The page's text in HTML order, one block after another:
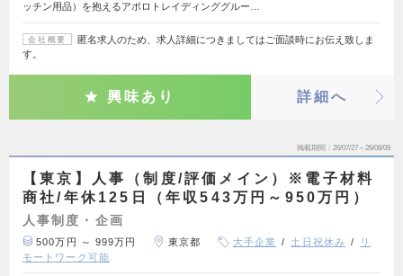
ッチン用品）を抱えるアポロトレイディンググルー…
会社概要
匿名求人のため、求人詳細につきましてはご面談時にお伝え致しま
す。
興味あり 詳細へ
掲載期間 26/07/27～26/08/09
【東京】人事（制度/評価メイン）※電子材料
商社/年休125日（年収543万円～950万円）
人事制度・企画
500万円 ～ 999万円 東京都 大手企業 土日祝休み
リ
モートワーク可能